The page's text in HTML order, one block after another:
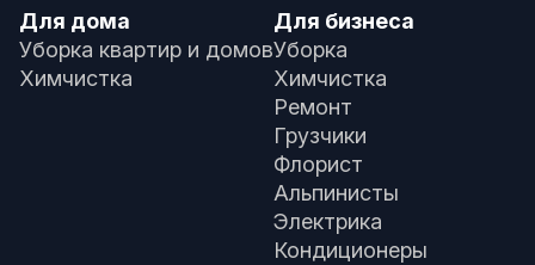
Для дома
Уборка квартир и домов
Химчистка
Для бизнеса
Уборка
Химчистка
Ремонт
Грузчики
Флорист
Альпинисты
Электрика
Кондиционеры